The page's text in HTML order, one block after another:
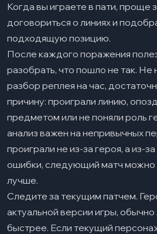
Когда вы играете в пати, проще
договориться о линиях и
подходящую позицию.
После каждого поражения
разобрать, что пошло не так.
разбор реплея на час,
причину: проиграли линию,
предметом или не поняли роль
анализ важен на непривычных
проиграли не из-за героя, а из-
ошибки, следующий матч можно
лучше.
Следите за текущим патчем.
актуальной версии игры,
быстрее. Если текущий